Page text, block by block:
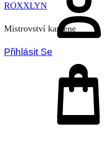
ROXXLYN
Mistrovství kamene
Přihlásit Se